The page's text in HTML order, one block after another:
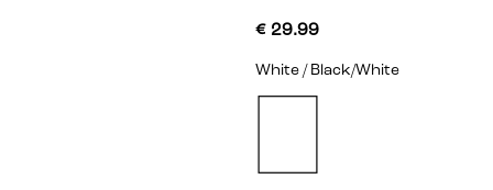
€ 29.99
White / Black/White